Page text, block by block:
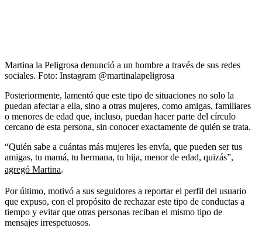
Martina la Peligrosa denunció a un hombre a través de sus redes
sociales. Foto: Instagram @martinalapeligrosa
Posteriormente, lamentó que este tipo de situaciones no solo la
puedan afectar a ella, sino a otras mujeres, como amigas, familiares
o menores de edad que, incluso, puedan hacer parte del círculo
cercano de esta persona, sin conocer exactamente de quién se trata.
“Quién sabe a cuántas más mujeres les envía, que pueden ser tus
amigas, tu mamá, tu hermana, tu hija, menor de edad, quizás”,
agregó Martina.
Por último, motivó a sus seguidores a reportar el perfil del usuario
que expuso, con el propósito de rechazar este tipo de conductas a
tiempo y evitar que otras personas reciban el mismo tipo de
mensajes irrespetuosos.